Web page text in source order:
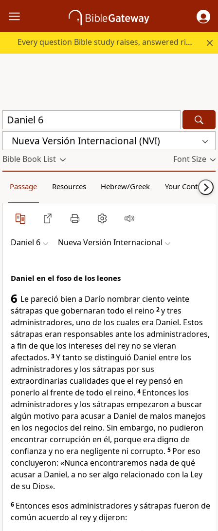
Every question Bible study raises, answered right here.
Nueva Versión Internacional (NVI)
Bible Book List Font Size
Passage Resources Hebrew/Greek Your Content
Daniel 6 Nueva Versión Internacional
Daniel en el foso de los leones
6 Le pareció bien a Darío nombrar ciento veinte
sátrapas que gobernaran todo el reino 2y tres
administradores, uno de los cuales era Daniel. Estos
sátrapas eran responsables ante los administradores,
a fin de que los intereses del rey no se vieran
afectados. 3Y tanto se distinguió Daniel entre los
administradores y los sátrapas por sus
extraordinarias cualidades que el rey pensó en
ponerlo al frente de todo el reino. 4 Entonces los
administradores y los sátrapas empezaron a buscar
algún motivo para acusar a Daniel de malos manejos
en los negocios del reino. Sin embargo, no pudieron
encontrar corrupción en él, porque era digno de
confianza y no era negligente ni corrupto. 5 Por eso
concluyeron: «Nunca encontraremos nada de qué
acusar a Daniel, a no ser algo relacionado con la Ley
de su Dios».
6 Entonces esos administradores y sátrapas fueron de
común acuerdo al rey y dijeron: